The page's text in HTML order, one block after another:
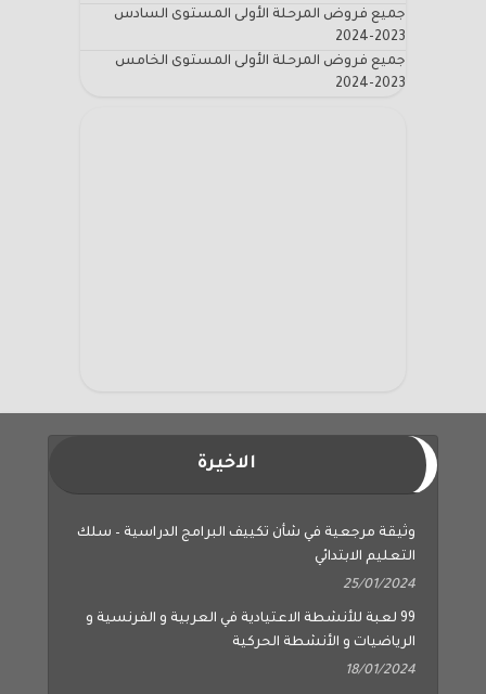
جميع فروض المرحلة الأولى المستوى السادس
2023-2024
جميع فروض المرحلة الأولى المستوى الخامس
2023-2024
الاخيرة
وثيقة مرجعية في شأن تكييف البرامج الدراسية – سلك
التعليم الابتدائي
25/01/2024
99 لعبة للأنشطة الاعتيادية في العربية و الفرنسية و
الرياضيات و الأنشطة الحركية
18/01/2024